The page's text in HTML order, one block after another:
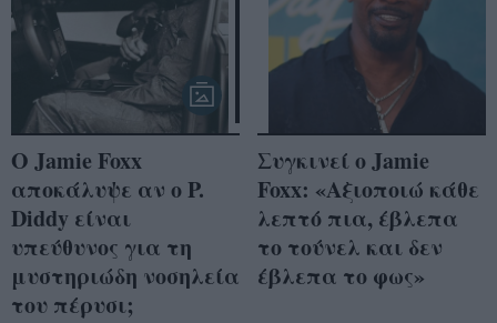
Ο Jamie Foxx
αποκάλυψε αν ο P.
Diddy είναι
υπεύθυνος για τη
μυστηριώδη νοσηλεία
του πέρυσι;
Συγκινεί ο Jamie
Foxx: «Αξιοποιώ κάθε
λεπτό πια, έβλεπα
το τούνελ και δεν
έβλεπα το φως»